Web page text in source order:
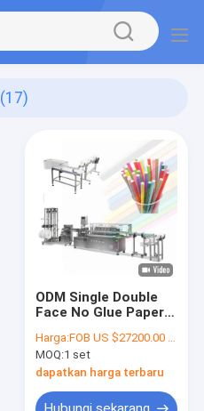
(17)
ODM Single Double
Face No Glue Paper
Machine Ramah
Lingkungan
Harga:FOB US $27200.00 - 27300.00 / Set
MOQ:1 set
dapatkan harga terbaru